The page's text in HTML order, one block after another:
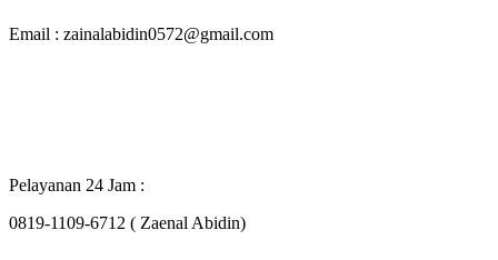
Email : zainalabidin0572@gmail.com
Pelayanan 24 Jam :
0819-1109-6712 ( Zaenal Abidin)